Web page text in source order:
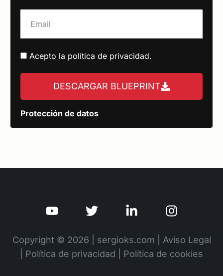
Acepto la política de privacidad.
DESCARGAR BLUEPRINT
Protección de datos
Copyright © 2026 | sergioks.com | Aviso Legal
Política de privacidad Política de cookies